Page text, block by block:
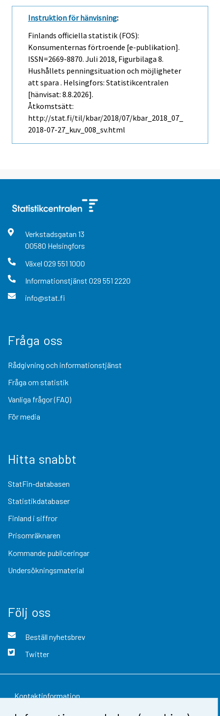
Instruktion för hänvisning:
Finlands officiella statistik (FOS):
Konsumenternas förtroende [e-publikation].
ISSN=2669-8870. Juli 2018, Figurbilaga 8.
Hushållets penningsituation och möjligheter
att spara . Helsingfors: Statistikcentralen
[hänvisat: 8.8.2026].
Åtkomstsätt:
http://stat.fi/til/kbar/2018/07/kbar_2018_07_
2018-07-27_kuv_008_sv.html
Verkstadsgatan 13
00580 Helsingfors
Växel 029 551 1000
Informationstjänst 029 551 2220
info@stat.fi
Fråga oss
Rådgivning och informationstjänst
Fråga om statistik
Vanliga frågor (FAQ)
För media
Hitta snabbt
StatFin-databasen
Statistikdatabaser
Finland i siffror
Prisomräknaren
Kommande publiceringar
Undersökningsmaterial
Följ oss
Beställ nyhetsbrev
Twitter
Kontaktinformation